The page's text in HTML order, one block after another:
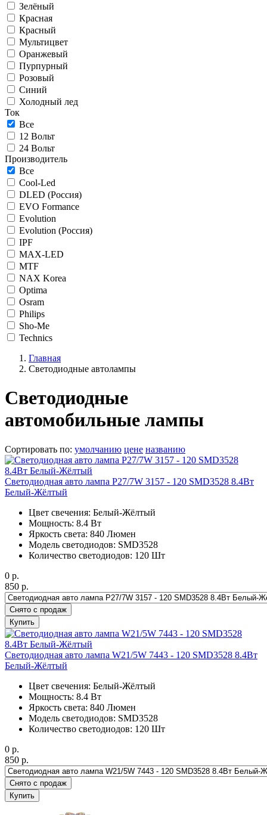
Зелёный
Красная
Красный
Мультицвет
Оранжевый
Пурпурный
Розовый
Синий
Холодный лед
Ток
Все
12 Вольт
24 Вольт
Производитель
Все
Cool-Led
DLED (Россия)
EVO Formance
Evolution
Evolution (Россия)
IPF
MAX-LED
MTF
NAX Korea
Optima
Osram
Philips
Sho-Me
Technics
Главная
Светодиодные автолампы
Светодиодные
автомобильные лампы
Сортировать по: умолчанию цене названию
Светодиодная авто лампа P27/7W 3157 - 120 SMD3528 8.4Вт
Белый-Жёлтый
Цвет свечения: Белый-Жёлтый
Мощность: 8.4 Вт
Яркость света: 840 Люмен
Модель светодиодов: SMD3528
Количество светодиодов: 120 Шт
0 р.
850 р.
Снято с продаж
Купить
Светодиодная авто лампа W21/5W 7443 - 120 SMD3528 8.4Вт
Белый-Жёлтый
Цвет свечения: Белый-Жёлтый
Мощность: 8.4 Вт
Яркость света: 840 Люмен
Модель светодиодов: SMD3528
Количество светодиодов: 120 Шт
0 р.
850 р.
Снято с продаж
Купить